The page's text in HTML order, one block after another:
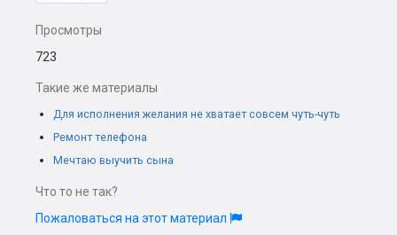
Просмотры
723
Такие же материалы
Для исполнения желания не хватает совсем чуть-чуть
Ремонт телефона
Мечтаю выучить сына
Что то не так?
Пожаловаться на этот материал